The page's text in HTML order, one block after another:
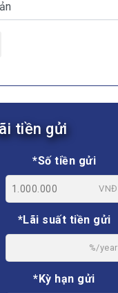
tiền gửi
*Số tiền gửi
VNĐ
*Lãi suất tiền gửi
%/year
*Kỳ hạn gửi